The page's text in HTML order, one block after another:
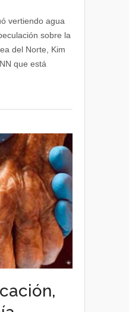
vertiendo agua
sobre la
del Norte, Kim
que está